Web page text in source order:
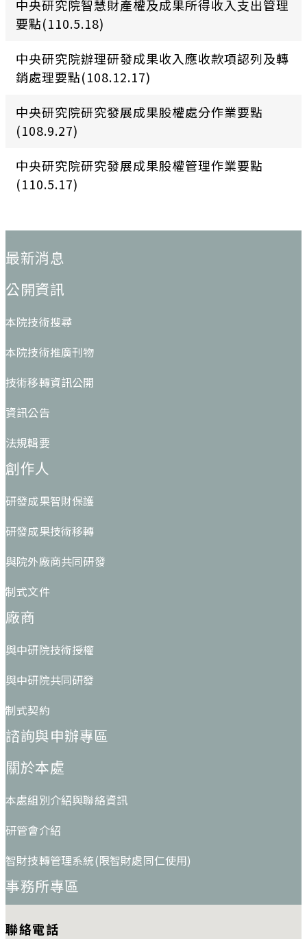
中央研究院智慧財產權及成果所得收入支出管理
要點(110.5.18)
中央研究院辦理研發成果收入應收款項認列及轉
銷處理要點(108.12.17)
中央研究院研究發展成果股權處分作業要點
(108.9.27)
中央研究院研究發展成果股權管理作業要點
(110.5.17)
最新消息
公開資訊
本院技術搜尋
本院技術推廣刊物
技術移轉資訊公開
資訊公告
法規輯要
創作人
研發成果智財保護
研發成果技術移轉
與院外廠商共同研發
制式文件
廠商
與中研院技術授權
與中研院共同研發
制式契約
諮詢與申辦專區
關於本處
本處組別介紹與聯絡資訊
研管會介紹
智財技轉管理系統(限智財處同仁使用)
事務所專區
聯絡電話